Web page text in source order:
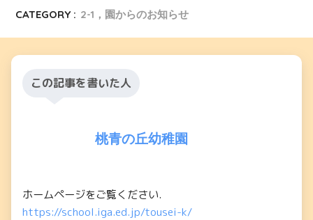
CATEGORY : 2-1，園からのお知らせ
この記事を書いた人
桃青の丘幼稚園
ホームページをご覧ください.
https://school.iga.ed.jp/tousei-k/